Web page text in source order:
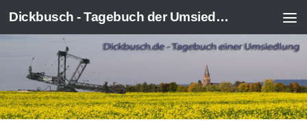
Zum Inhalt springen Dickbusch - Tagebuch der Umsiedlung von Kerpen-Manheim